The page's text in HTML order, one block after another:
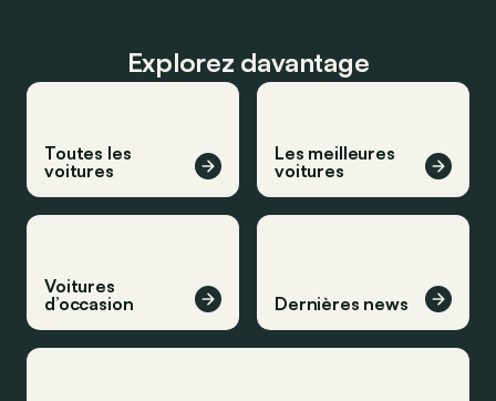
Explorez davantage
Toutes les
voitures
Les meilleures
voitures
Voitures
d’occasion
Dernières news